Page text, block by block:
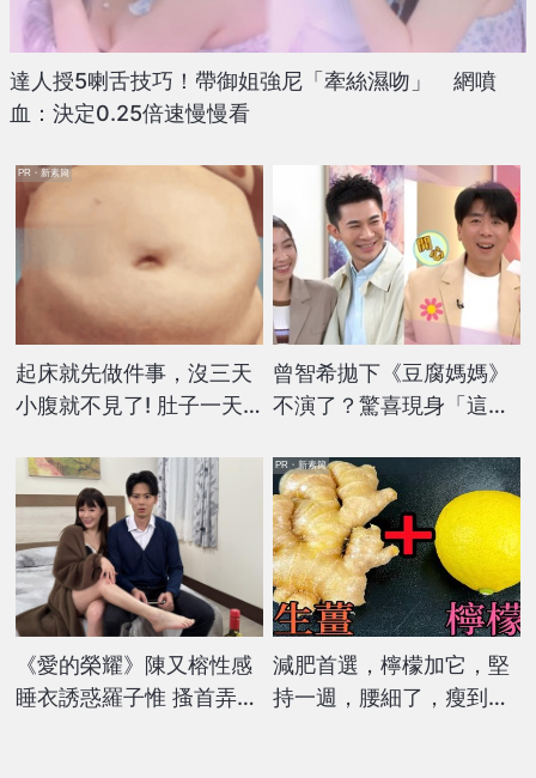
達人授5喇舌技巧！帶御姐強尼「牽絲濕吻」 網噴
血：決定0.25倍速慢慢看
起床就先做件事，沒三天
小腹就不見了! 肚子一天
PR・新素簡
曾智希拋下《豆腐媽媽》
不演了？驚喜現身「這節
《愛的榮耀》陳又榕性感
睡衣誘惑羅子惟 搔首弄姿
減肥首選，檸檬加它，堅
持一週，腰細了，瘦到你
PR・新素簡